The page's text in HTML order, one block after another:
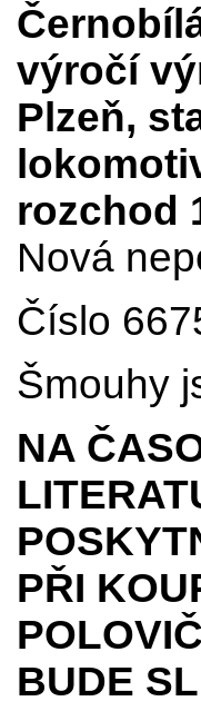
výročí
Plzeň,
rozchod
Nová
Číslo
Šmouhy
NA
PŘI
BUDE